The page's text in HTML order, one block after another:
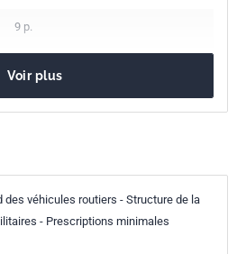
9 p.
Voir plus
des véhicules routiers - Structure de la
- Prescriptions minimales